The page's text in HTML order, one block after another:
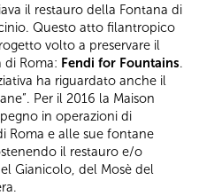
il restauro della Fontana di
Questo atto filantropico
volto a preservare il
Roma: Fendi for Fountains.
ha riguardato anche il
Per il 2016 la Maison
in operazioni di
Roma e alle sue fontane
il restauro e/o
Gianicolo, del Mosè del